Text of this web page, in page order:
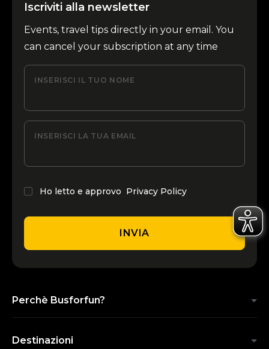
Iscriviti alla newsletter
Events, travel tips directly in your email. You
can cancel your subscription at any time
INSERISCI IL TUO NOME
INSERISCI LA TUA EMAIL
Ho letto e approvo Privacy Policy
INVIA
Perchè Busforfun?
Destinazioni